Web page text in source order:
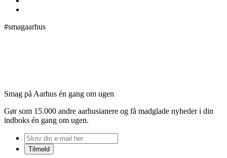
#smagaarhus
Smag på Aarhus én gang om ugen
Gør som 15.000 andre aarhusianere og få madglade nyheder i din
indboks én gang om ugen.